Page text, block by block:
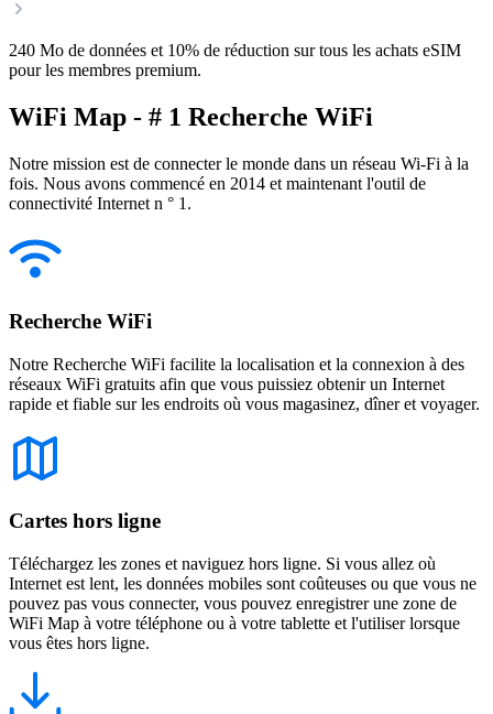
240 Mo de données et 10% de réduction sur tous les achats eSIM
pour les membres premium.
WiFi Map - # 1 Recherche WiFi
Notre mission est de connecter le monde dans un réseau Wi-Fi à la
fois. Nous avons commencé en 2014 et maintenant l'outil de
connectivité Internet n ° 1.
Recherche WiFi
Notre Recherche WiFi facilite la localisation et la connexion à des
réseaux WiFi gratuits afin que vous puissiez obtenir un Internet
rapide et fiable sur les endroits où vous magasinez, dîner et voyager.
Cartes hors ligne
Téléchargez les zones et naviguez hors ligne. Si vous allez où
Internet est lent, les données mobiles sont coûteuses ou que vous ne
pouvez pas vous connecter, vous pouvez enregistrer une zone de
WiFi Map à votre téléphone ou à votre tablette et l'utiliser lorsque
vous êtes hors ligne.